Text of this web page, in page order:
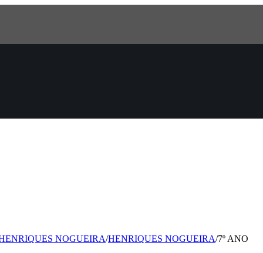
NOGUEIRA/HENRIQUES NOGUEIRA/7º ANO